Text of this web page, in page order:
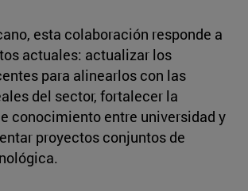
esta colaboración responde a
actuales: actualizar los
para alinearlos con las
del sector, fortalecer la
conocimiento entre universidad y
proyectos conjuntos de